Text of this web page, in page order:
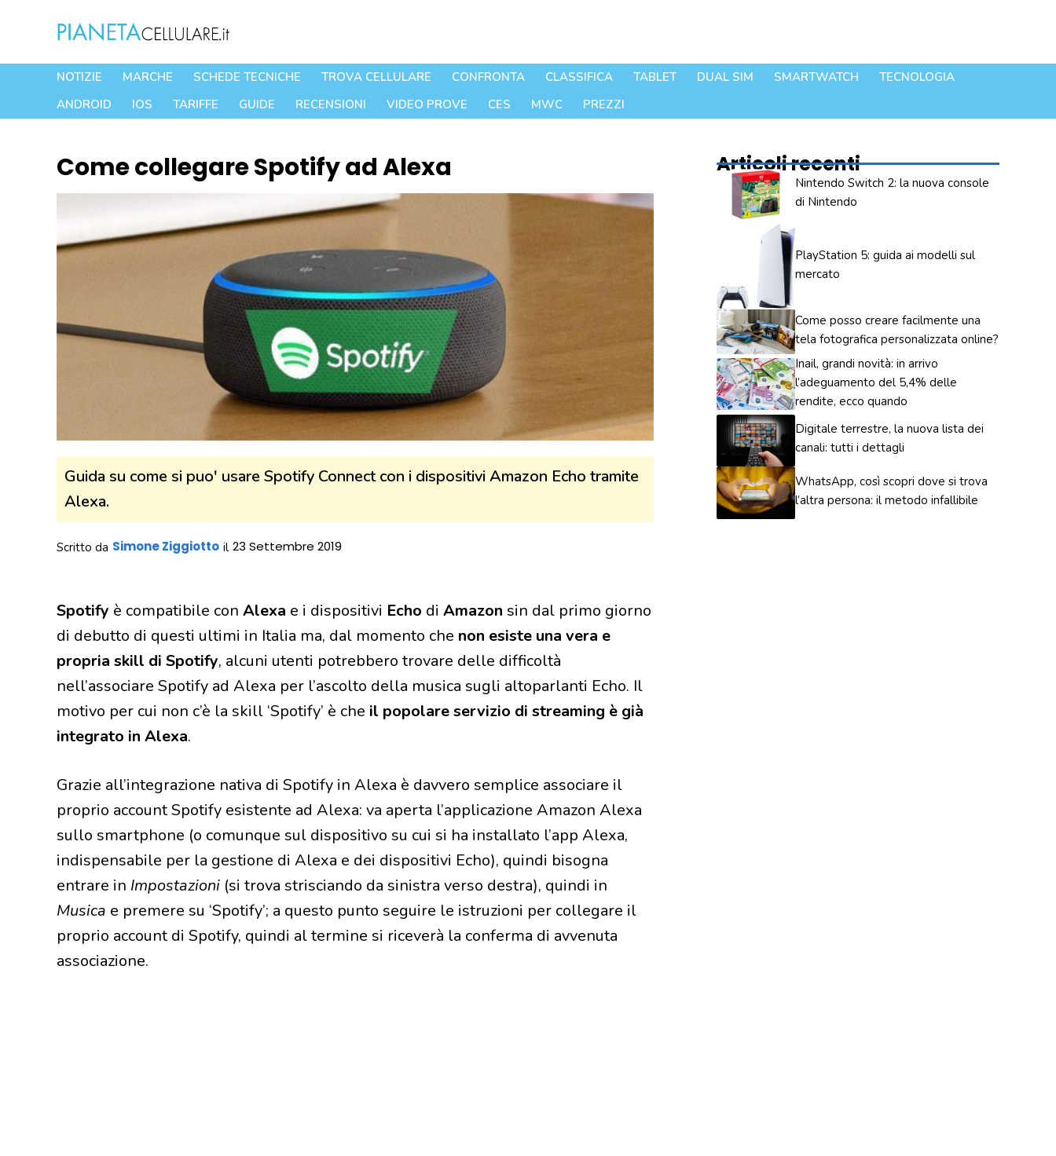
contenuto
NOTIZIE MARCHE SCHEDE TECNICHE TROVA CELLULARE CONFRONTA CLASSIFICA TABLET DUAL SIM SMARTWATCH
TECNOLOGIA
ANDROID
IOS TARIFFE GUIDE RECENSIONI VIDEO PROVE CES MWC PREZZI
Come collegare Spotify ad Alexa
Guida su come si puo' usare Spotify Connect con i dispositivi Amazon Echo tramite
Alexa.
Scritto da Simone Ziggiotto il 23 Settembre 2019
Spotify è compatibile con Alexa e i dispositivi Echo di Amazon sin dal primo giorno
di debutto di questi ultimi in Italia ma, dal momento che non esiste una vera e
propria skill di Spotify, alcuni utenti potrebbero trovare delle difficoltà
nell’associare Spotify ad Alexa per l’ascolto della musica sugli altoparlanti Echo. Il
motivo per cui non c’è la skill ‘Spotify’ è che il popolare servizio di streaming è già
integrato in Alexa.
Grazie all’integrazione nativa di Spotify in Alexa è davvero semplice associare il
proprio account Spotify esistente ad Alexa: va aperta l’applicazione Amazon Alexa
sullo smartphone (o comunque sul dispositivo su cui si ha installato l’app Alexa,
indispensabile per la gestione di Alexa e dei dispositivi Echo), quindi bisogna
entrare in Impostazioni (si trova strisciando da sinistra verso destra), quindi in
Musica e premere su ‘Spotify’; a questo punto seguire le istruzioni per collegare il
proprio account di Spotify, quindi al termine si riceverà la conferma di avvenuta
associazione.
Articoli recenti
Nintendo Switch 2: la nuova console
di Nintendo
PlayStation 5: guida ai modelli sul
mercato
Come posso creare facilmente una
tela fotografica personalizzata online?
Inail, grandi novità: in arrivo
l’adeguamento del 5,4% delle
rendite, ecco quando
Digitale terrestre, la nuova lista dei
canali: tutti i dettagli
WhatsApp, così scopri dove si trova
l’altra persona: il metodo infallibile